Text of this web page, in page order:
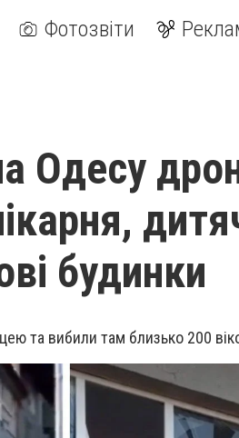
Фотозвіти
Одесу
будинки
та вибили там близько 200